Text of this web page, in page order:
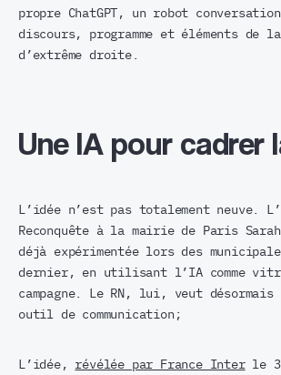
propre ChatGPT, un robot
discours, programme et éléments de
d’extrême droite.
Une IA pour cadrer
L’idée n’est pas totalement neuve.
Reconquête à la mairie de Paris
déjà expérimentée lors des
dernier, en utilisant l’IA comme
campagne. Le RN, lui, veut
outil de communication;
L’idée, révélée par France Interle 3